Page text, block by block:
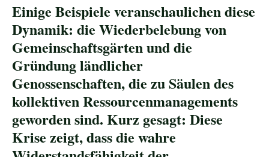
Einige Beispiele veranschaulichen diese
Dynamik: die Wiederbelebung von
Gemeinschaftsgärten und die
Gründung ländlicher
Genossenschaften, die zu Säulen des
kollektiven Ressourcenmanagements
geworden sind. Kurz gesagt: Diese
Krise zeigt, dass die wahre